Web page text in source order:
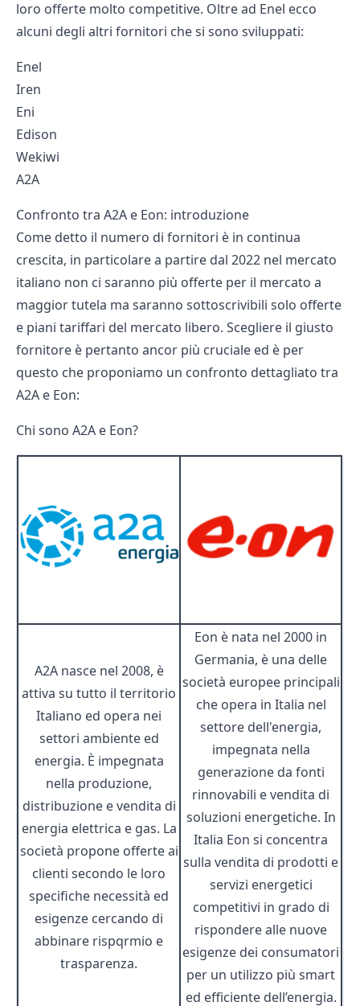
loro offerte molto competitive. Oltre ad Enel ecco
alcuni degli altri fornitori che si sono sviluppati:
Enel
Iren
Eni
Edison
Wekiwi
A2A
Confronto tra A2A e Eon: introduzione
Come detto il numero di fornitori è in continua
crescita, in particolare a partire dal 2022 nel mercato
italiano non ci saranno più offerte per il mercato a
maggior tutela ma saranno sottoscrivibili solo offerte
e piani tariffari del mercato libero. Scegliere il giusto
fornitore è pertanto ancor più cruciale ed è per
questo che proponiamo un confronto dettagliato tra
A2A e Eon:
Chi sono A2A e Eon?
A2A nasce nel 2008, è
attiva su tutto il territorio
Italiano ed opera nei
settori ambiente ed
energia. È impegnata
nella produzione,
distribuzione e vendita di
energia elettrica e gas. La
società propone offerte ai
clienti secondo le loro
specifiche necessità ed
esigenze cercando di
abbinare rispqrmio e
trasparenza.
Eon è nata nel 2000 in
Germania, è una delle
società europee principali
che opera in Italia nel
settore dell'energia,
impegnata nella
generazione da fonti
rinnovabili e vendita di
soluzioni energetiche. In
Italia Eon si concentra
sulla vendita di prodotti e
servizi energetici
competitivi in grado di
rispondere alle nuove
esigenze dei consumatori
per un utilizzo più smart
ed efficiente dell’energia.